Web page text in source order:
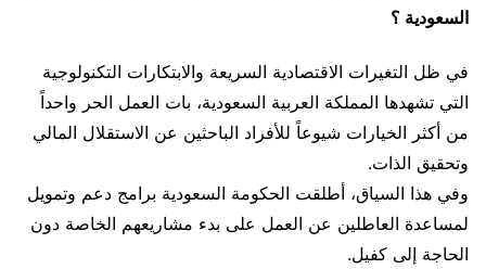
السعودية ؟
في ظل التغيرات الاقتصادية السريعة والابتكارات التكنولوجية
التي تشهدها المملكة العربية السعودية، بات العمل الحر واحداً
من أكثر الخيارات شيوعاً للأفراد الباحثين عن الاستقلال المالي
وتحقيق الذات.
وفي هذا السياق، أطلقت الحكومة السعودية برامج دعم وتمويل
لمساعدة العاطلين عن العمل على بدء مشاريعهم الخاصة دون
الحاجة إلى كفيل.